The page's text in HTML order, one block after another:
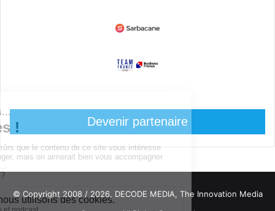
Devenir partenaire
© Copyright 2008 / 2026, DECODE MEDIA, The Innovation Media